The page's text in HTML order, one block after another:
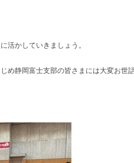
活かしていきましょう。
め静岡富士支部の皆さまには大変お世